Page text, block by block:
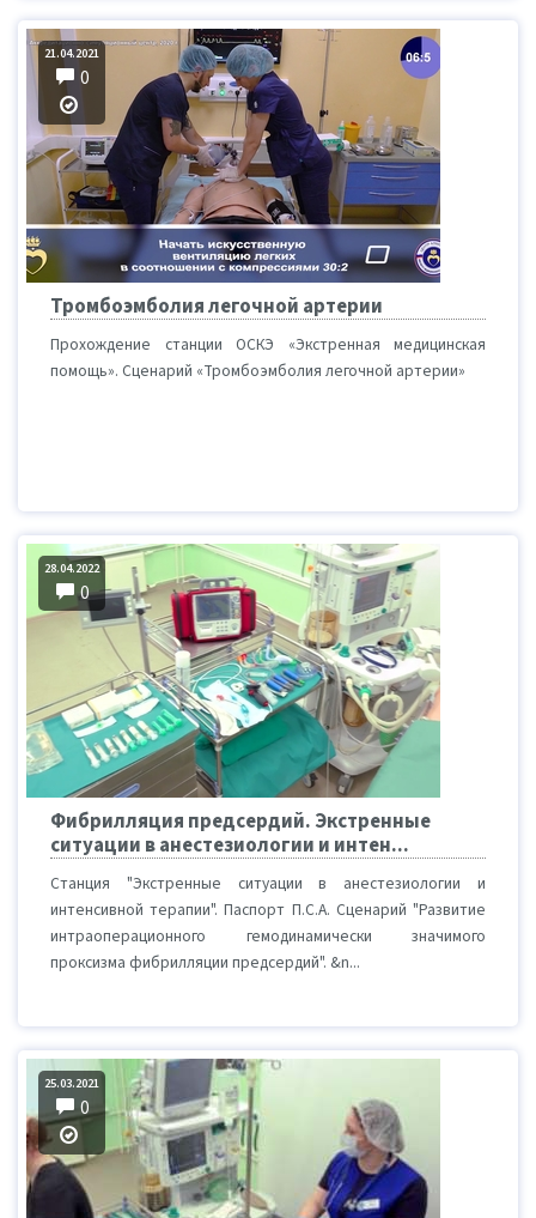
21.04.2021
0
Тромбоэмболия легочной артерии
Прохождение станции ОСКЭ «Экстренная медицинская
помощь». Сценарий «Тромбоэмболия легочной артерии»
28.04.2022
0
Фибрилляция предсердий. Экстренные
ситуации в анестезиологии и интен...
Станция "Экстренные ситуации в анестезиологии и
интенсивной терапии". Паспорт П.С.А. Сценарий "Развитие
интраоперационного гемодинамически значимого
проксизма фибрилляции предсердий". &n...
25.03.2021
0